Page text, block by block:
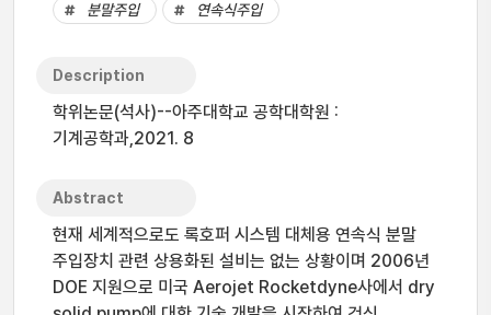
분말주입
연속식주입
Description
학위논문(석사)--아주대학교 공학대학원 :
기계공학과,2021. 8
Abstract
현재 세계적으로도 록호퍼 시스템 대체용 연속식 분말
주입장치 관련 상용화된 설비는 없는 상황이며 2006년
DOE 지원으로 미국 Aerojet Rocketdyne사에서 dry